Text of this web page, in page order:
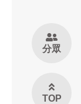
分眾
TOP